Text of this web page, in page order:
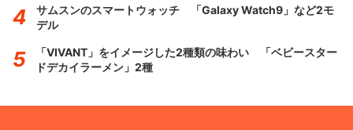
サムスンのスマートウォッチ 「Galaxy Watch9」など2モ
デル
「VIVANT」をイメージした2種類の味わい 「ベビースター
ドデカイラーメン」2種